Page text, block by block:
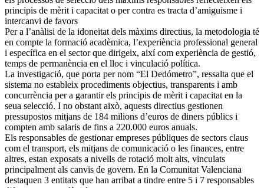
principis de mèrit i capacitat o per contra es tracta d’amiguisme i
intercanvi de favors
Per a l’anàlisi de la idoneïtat dels màxims directius, la metodologia té
en compte la formació acadèmica, l’experiència professional general
i específica en el sector que dirigeix, així com experiència de gestió,
temps de permanència en el lloc i vinculació política.
La investigació, que porta per nom “El Dedómetro”, ressalta que el
sistema no estableix procediments objectius, transparents i amb
concurrència per a garantir els principis de mèrit i capacitat en la
seua selecció. I no obstant això, aquests directius gestionen
pressupostos mitjans de 184 milions d’euros de diners públics i
compten amb salaris de fins a 220.000 euros anuals.
Els responsables de gestionar empreses públiques de sectors claus
com el transport, els mitjans de comunicació o les finances, entre
altres, estan exposats a nivells de rotació molt alts, vinculats
principalment als canvis de govern. En la Comunitat Valenciana
destaquen 3 entitats que han arribat a tindre entre 5 i 7 responsables